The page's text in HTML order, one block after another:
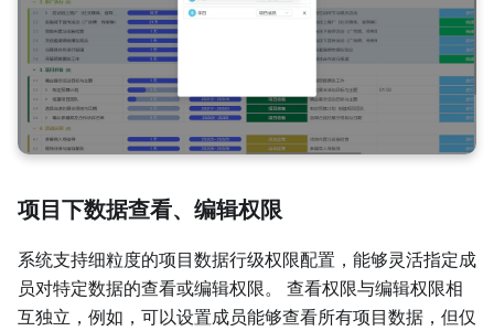
项目下数据查看、编辑权限
系统支持细粒度的项目数据行级权限配置，能够灵活指定成
员对特定数据的查看或编辑权限。 查看权限与编辑权限相
互独立，例如，可以设置成员能够查看所有项目数据，但仅